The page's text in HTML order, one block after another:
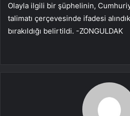
Olayla ilgili bir şüphelinin,
talimatı çerçevesinde ifadesi
bırakıldığı belirtildi. -ZONGULDAK